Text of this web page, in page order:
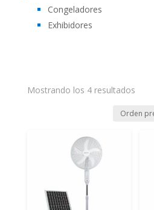
Congeladores
Exhibidores
Mostrando los 4 resultados